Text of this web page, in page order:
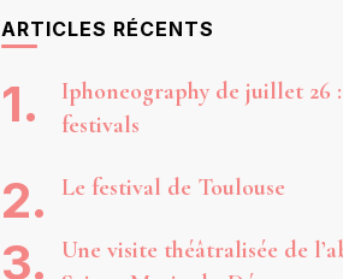
ARTICLES RÉCENTS
Iphoneography de juillet 26
festivals
Le festival de Toulouse
Une visite théâtralisée de